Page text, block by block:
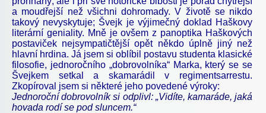
a moudřejší než všichni dohromady. V životě se nikdo
takový nevyskytuje; Švejk je výjimečný doklad Haškovy
literární geniality. Mně je ovšem z panoptika Haškových
postaviček nejsympatičtější opět někdo úplně jiný než
hlavní hrdina. Já jsem si oblíbil postavu studenta klasické
filosofie, jednoročního „dobrovolníka“ Marka, který se se
Švejkem setkal a skamarádil v regimentsarrestu.
Zkopíroval jsem si některé jeho povedené výroky:
Jednoroční dobrovolník si odplivl: „Vidíte, kamaráde, jaká
hovada rodí se pod sluncem.“